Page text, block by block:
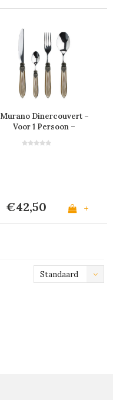
Murano Dinercouvert –
Voor 1 Persoon –
€42,50 +
Standaard